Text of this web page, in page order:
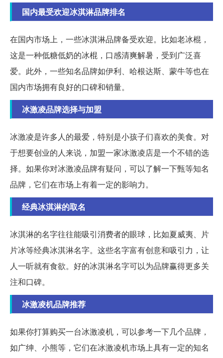
国内最受欢迎冰淇淋品牌排名
在国内市场上，一些冰淇淋品牌备受欢迎。比如老冰棍，
这是一种低糖低奶的冰棍，口感清爽解暑，受到广泛喜
爱。此外，一些知名品牌如伊利、哈根达斯、蒙牛等也在
国内市场拥有良好的口碑和销量。
冰激凌品牌选择与加盟
冰激凌是许多人的最爱，特别是小孩子们喜欢的美食。对
于想要创业的人来说，加盟一家冰激凌店是一个不错的选
择。如果你对冰激凌品牌有疑问，可以了解一下甄等知名
品牌，它们在市场上有着一定的影响力。
经典冰淇淋的取名
冰淇淋的名字往往能吸引消费者的眼球，比如夏威夷、片
片冰等经典冰淇淋名字。这些名字富有创意和吸引力，让
人一听就有食欲。好的冰淇淋名字可以为品牌赢得更多关
注和口碑。
冰激凌机品牌推荐
如果你打算购买一台冰激凌机，可以参考一下几个品牌，
如广绅、小熊等，它们在冰激凌机市场上具有一定的知名